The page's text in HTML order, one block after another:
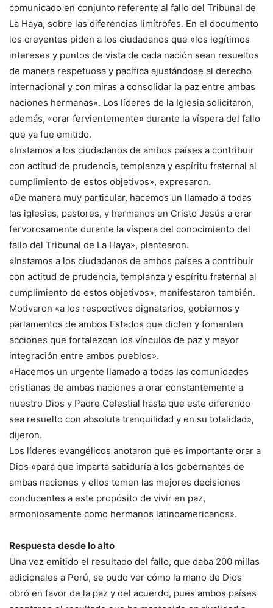
comunicado en conjunto referente al fallo del Tribunal de
La Haya, sobre las diferencias limítrofes. En el documento
los creyentes piden a los ciudadanos que «los legítimos
intereses y puntos de vista de cada nación sean resueltos
de manera respetuosa y pacífica ajustándose al derecho
internacional y con miras a consolidar la paz entre ambas
naciones hermanas». Los líderes de la Iglesia solicitaron,
además, «orar fervientemente» durante la víspera del fallo
que ya fue emitido.
«Instamos a los ciudadanos de ambos países a contribuir
con actitud de prudencia, templanza y espíritu fraternal al
cumplimiento de estos objetivos», expresaron.
«De manera muy particular, hacemos un llamado a todas
las iglesias, pastores, y hermanos en Cristo Jesús a orar
fervorosamente durante la víspera del conocimiento del
fallo del Tribunal de La Haya», plantearon.
«Instamos a los ciudadanos de ambos países a contribuir
con actitud de prudencia, templanza y espíritu fraternal al
cumplimiento de estos objetivos», manifestaron también.
Motivaron «a los respectivos dignatarios, gobiernos y
parlamentos de ambos Estados que dicten y fomenten
acciones que fortalezcan los vínculos de paz y mayor
integración entre ambos pueblos».
«Hacemos un urgente llamado a todas las comunidades
cristianas de ambas naciones a orar constantemente a
nuestro Dios y Padre Celestial hasta que este diferendo
sea resuelto con absoluta tranquilidad y en su totalidad»,
dijeron.
Los líderes evangélicos anotaron que es importante orar a
Dios «para que imparta sabiduría a los gobernantes de
ambas naciones y ellos tomen las mejores decisiones
conducentes a este propósito de vivir en paz,
armoniosamente como hermanos latinoamericanos».
Respuesta desde lo alto
Una vez emitido el resultado del fallo, que daba 200 millas
adicionales a Perú, se pudo ver cómo la mano de Dios
obró en favor de la paz y del acuerdo, pues ambos países